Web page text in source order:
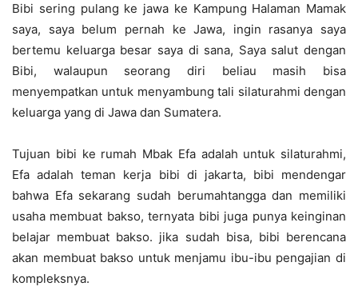
Bibi sering pulang ke jawa ke Kampung Halaman Mamak
saya, saya belum pernah ke Jawa, ingin rasanya saya
bertemu keluarga besar saya di sana, Saya salut dengan
Bibi, walaupun seorang diri beliau masih bisa
menyempatkan untuk menyambung tali silaturahmi dengan
keluarga yang di Jawa dan Sumatera.
Tujuan bibi ke rumah Mbak Efa adalah untuk silaturahmi,
Efa adalah teman kerja bibi di jakarta, bibi mendengar
bahwa Efa sekarang sudah berumahtangga dan memiliki
usaha membuat bakso, ternyata bibi juga punya keinginan
belajar membuat bakso. jika sudah bisa, bibi berencana
akan membuat bakso untuk menjamu ibu-ibu pengajian di
kompleksnya.